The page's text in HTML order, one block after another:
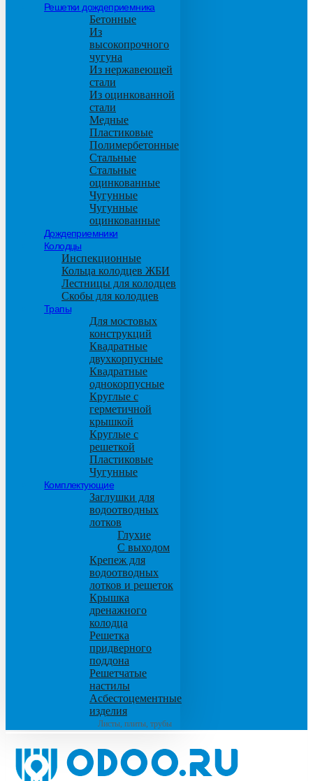
Решетки дождеприемника
Бетонные
Из
высокопрочного
чугуна
Из нержавеющей
стали
Из оцинкованной
стали
Медные
Пластиковые
Полимербетонные
Стальные
Стальные
оцинкованные
Чугунные
Чугунные
оцинкованные
Дождеприемники
Колодцы
Инспекционные
Кольца колодцев ЖБИ
Лестницы для колодцев
Скобы для колодцев
Трапы
Для мостовых
конструкций
Квадратные
двухкорпусные
Квадратные
однокорпусные
Круглые с
герметичной
крышкой
Круглые с
решеткой
Пластиковые
Чугунные
Комплектующие
Заглушки для
водоотводных
лотков
Глухие
С выходом
Крепеж для
водоотводных
лотков и решеток
Крышка
дренажного
колодца
Решетка
придверного
поддона
Решетчатые
настилы
Асбестоцементные
изделия
Листы, плиты, трубы